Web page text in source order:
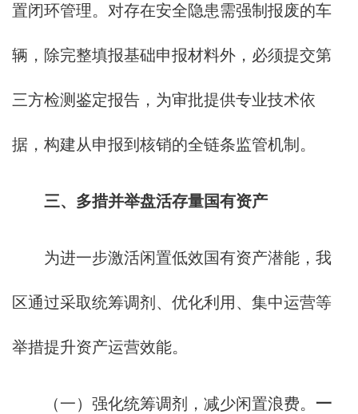
置闭环管理。对存在安全隐患需强制报废的车
辆，除完整填报基础申报材料外，必须提交第
三方检测鉴定报告，为审批提供专业技术依
据，构建从申报到核销的全链条监管机制。
三、多措并举盘活存量国有资产
为进一步激活闲置低效国有资产潜能，我
区通过采取统筹调剂、优化利用、集中运营等
举措提升资产运营效能。
（一）强化统筹调剂，减少闲置浪费。 一